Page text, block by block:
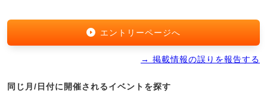
エントリーページへ
→ 掲載情報の誤りを報告する
同じ月/日付に開催されるイベントを探す